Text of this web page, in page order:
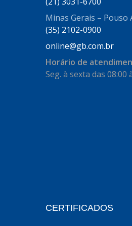
BECA FREIOS
BOSAL
BRASMECK
COMALTECH/JPEMA
Minas Gerais – Pouso
(35) 2102-0900
online@gb.com.br
Horário de
Seg. à sexta das 08:00
CERTIFICADOS